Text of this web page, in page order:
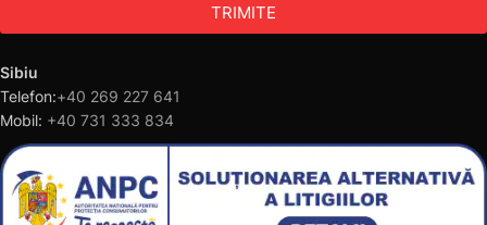
TRIMITE
Sibiu
Telefon:+40 269 227 641
Mobil: +40 731 333 834